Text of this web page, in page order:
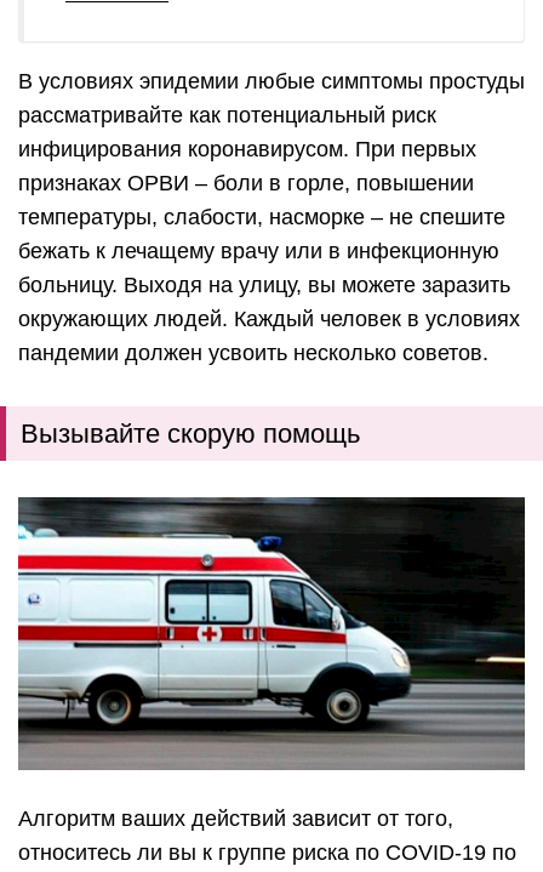
В условиях эпидемии любые симптомы простуды
рассматривайте как потенциальный риск
инфицирования коронавирусом. При первых
признаках ОРВИ – боли в горле, повышении
температуры, слабости, насморке – не спешите
бежать к лечащему врачу или в инфекционную
больницу. Выходя на улицу, вы можете заразить
окружающих людей. Каждый человек в условиях
пандемии должен усвоить несколько советов.
Вызывайте скорую помощь
Алгоритм ваших действий зависит от того,
относитесь ли вы к группе риска по COVID-19 по